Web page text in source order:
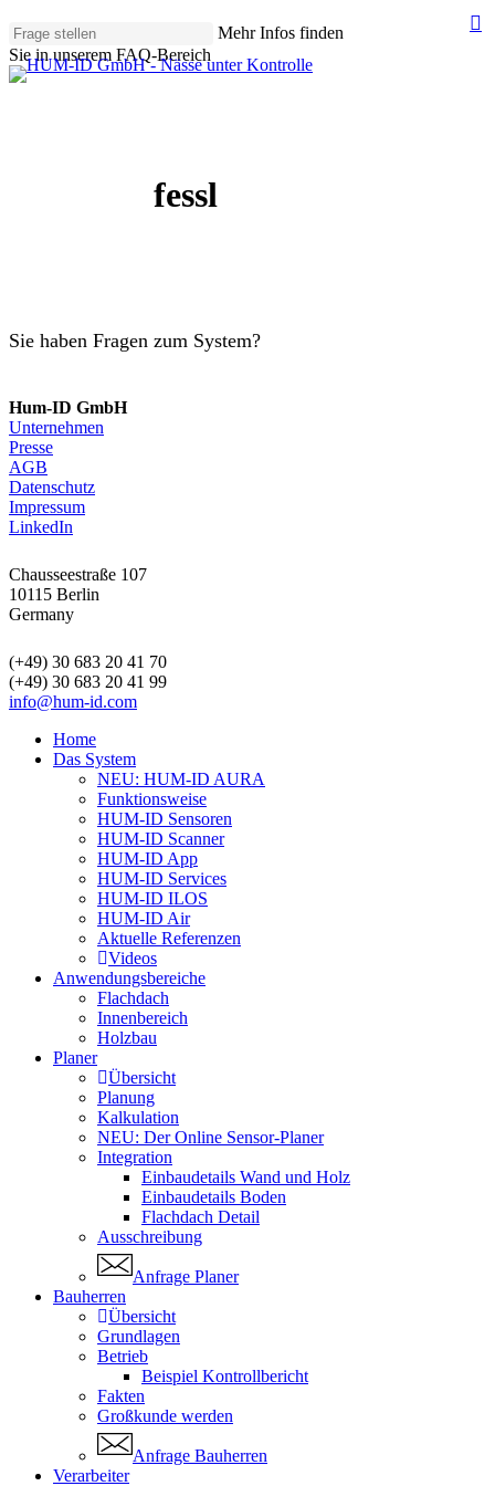
to
main
content
Mehr Infos finden
Sie in unserem FAQ-Bereich
Close
fessl
Sie haben Fragen zum System?
Hum-ID GmbH
Unternehmen
Presse
AGB
Datenschutz
Impressum
LinkedIn
Chausseestraße 107
10115 Berlin
Germany
(+49) 30 683 20 41 70
(+49) 30 683 20 41 99
info@hum-id.com
Close
Menu
Home
Das System
NEU: HUM-ID AURA
Funktionsweise
HUM-ID Sensoren
HUM-ID Scanner
HUM-ID App
HUM-ID Services
HUM-ID ILOS
HUM-ID Air
Aktuelle Referenzen
Videos
Anwendungsbereiche
Flachdach
Innenbereich
Holzbau
Planer
Übersicht
Planung
Kalkulation
NEU: Der Online Sensor-Planer
Integration
Einbaudetails Wand und Holz
Einbaudetails Boden
Flachdach Detail
Ausschreibung
Anfrage Planer
Bauherren
Übersicht
Grundlagen
Betrieb
Beispiel Kontrollbericht
Fakten
Großkunde werden
Anfrage Bauherren
Verarbeiter